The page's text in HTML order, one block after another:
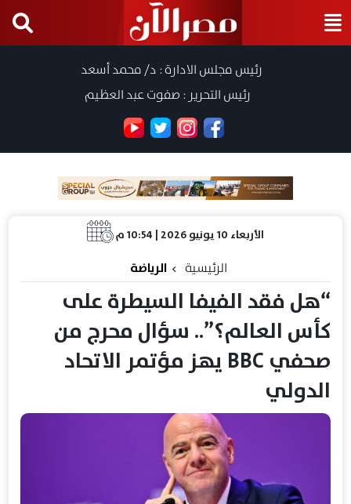
رئيس مجلس الادارة : د/ محمد أسعد
رئيس التحرير : صفوت عبد العظيم
الأربعاء 10 يونيو 2026 | 10:54 م
الرئيسية الرياضة
“هل فقد الفيفا السيطرة على
كأس العالم؟”.. سؤال محرج من
صحفي BBC يهز مؤتمر الاتحاد
الدولي